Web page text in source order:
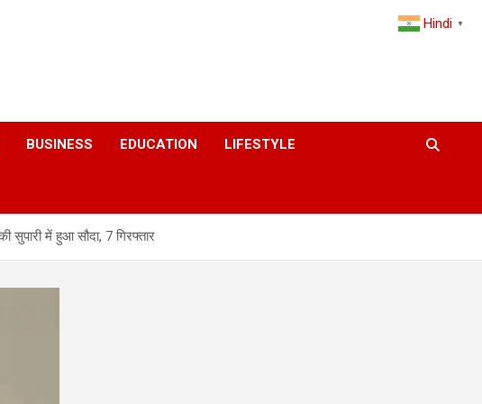
BUSINESS EDUCATION LIFESTYLE
सुपारी में हुआ सौदा, 7 गिरफ्तार
Hindi ▼